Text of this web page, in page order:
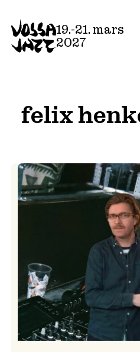
to
content
19.-21. mars
2027
felix